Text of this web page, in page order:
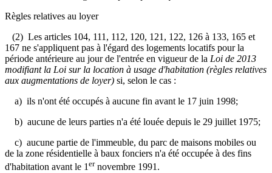
Règles relatives au loyer
(2) Les articles 104, 111, 112, 120, 121, 122, 126 à 133, 165 et
167 ne s'appliquent pas à l'égard des logements locatifs pour la
période antérieure au jour de l'entrée en vigueur de la Loi de 2013
modifiant la Loi sur la location à usage d'habitation (règles relatives
aux augmentations de loyer) si, selon le cas :
a) ils n'ont été occupés à aucune fin avant le 17 juin 1998;
b) aucune de leurs parties n'a été louée depuis le 29 juillet 1975;
c) aucune partie de l'immeuble, du parc de maisons mobiles ou
de la zone résidentielle à baux fonciers n'a été occupée à des fins
d'habitation avant le 1 ernovembre 1991.